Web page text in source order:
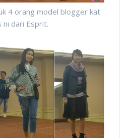
4 orang model blogger kat
ni dari Esprit.